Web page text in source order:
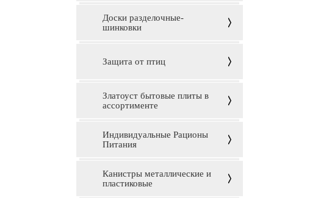
Доски разделочные-
шинковки
Защита от птиц
Златоуст бытовые плиты в
ассортименте
Индивидуальные Рационы
Питания
Канистры металлические и
пластиковые